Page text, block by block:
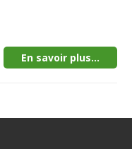
En savoir plus...